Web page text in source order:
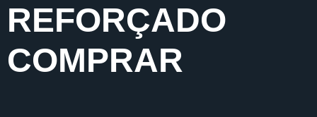
REFORÇADO
COMPRAR